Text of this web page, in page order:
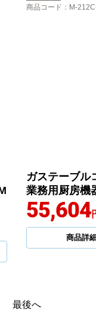
商品コード ：M-
ガステーブル
業務用厨房機
55,604
商品詳
最後へ